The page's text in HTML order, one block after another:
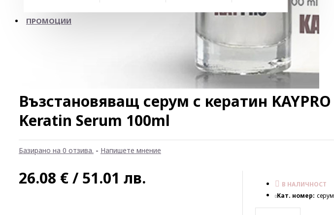
ПРОМОЦИИ
Възстановяващ серум с кератин KAYPRO
Keratin Serum 100ml
Базирано на 0 отзива. - Напишете мнение
26.08 € / 51.01 лв.
В НАЛИЧНОСТ
Кат. номер: серум